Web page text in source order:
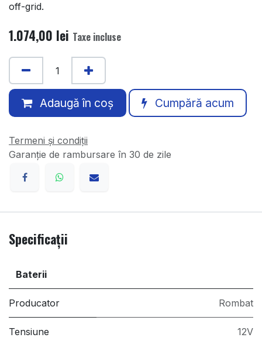
off-grid.
1.074,00 lei Taxe incluse
Adaugă în coș Cumpără acum
Termeni și condiții
Garanție de rambursare în 30 de zile
Specificații
Baterii
Producator Rombat
Tensiune 12V